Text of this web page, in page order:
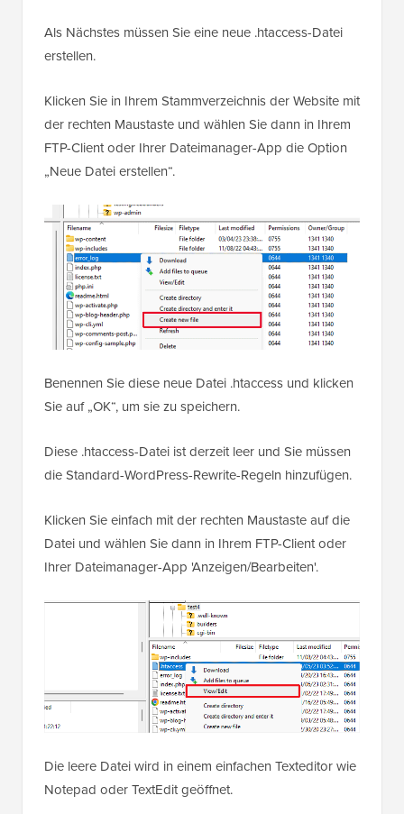
Als Nächstes müssen Sie eine neue .htaccess-Datei
erstellen.
Klicken Sie in Ihrem Stammverzeichnis der Website mit
der rechten Maustaste und wählen Sie dann in Ihrem
FTP-Client oder Ihrer Dateimanager-App die Option
„Neue Datei erstellen“.
Benennen Sie diese neue Datei .htaccess und klicken
Sie auf „OK“, um sie zu speichern.
Diese .htaccess-Datei ist derzeit leer und Sie müssen
die Standard-WordPress-Rewrite-Regeln hinzufügen.
Klicken Sie einfach mit der rechten Maustaste auf die
Datei und wählen Sie dann in Ihrem FTP-Client oder
Ihrer Dateimanager-App 'Anzeigen/Bearbeiten'.
Die leere Datei wird in einem einfachen Texteditor wie
Notepad oder TextEdit geöffnet.